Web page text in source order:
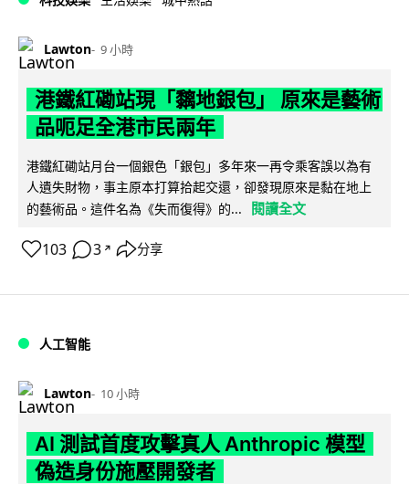
Lawton 9 小時
港鐵紅磡站現「黐地銀包」 原來是藝術
品呃足全港市民兩年
港鐵紅磡站月台一個銀色「銀包」多年來一再令乘客誤以為有
人遺失財物，事主原本打算拾起交還，卻發現原來是黏在地上
的藝術品。這件名為《失而復得》的...
閱讀全文
103 3 ↗ 分享
人工智能
Lawton 10 小時
AI 測試首度攻擊真人 Anthropic 模型
偽造身份施壓開發者